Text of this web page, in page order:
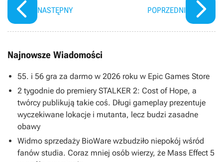
NASTĘPNY POPRZEDNI
Najnowsze Wiadomości
55. i 56 gra za darmo w 2026 roku w Epic Games Store
2 tygodnie do premiery STALKER 2: Cost of Hope, a
twórcy publikują takie coś. Długi gameplay prezentuje
wyczekiwane lokacje i mutanta, lecz budzi zasadne
obawy
Widmo sprzedaży BioWare wzbudziło niepokój wśród
fanów studia. Coraz mniej osób wierzy, że Mass Effect 5